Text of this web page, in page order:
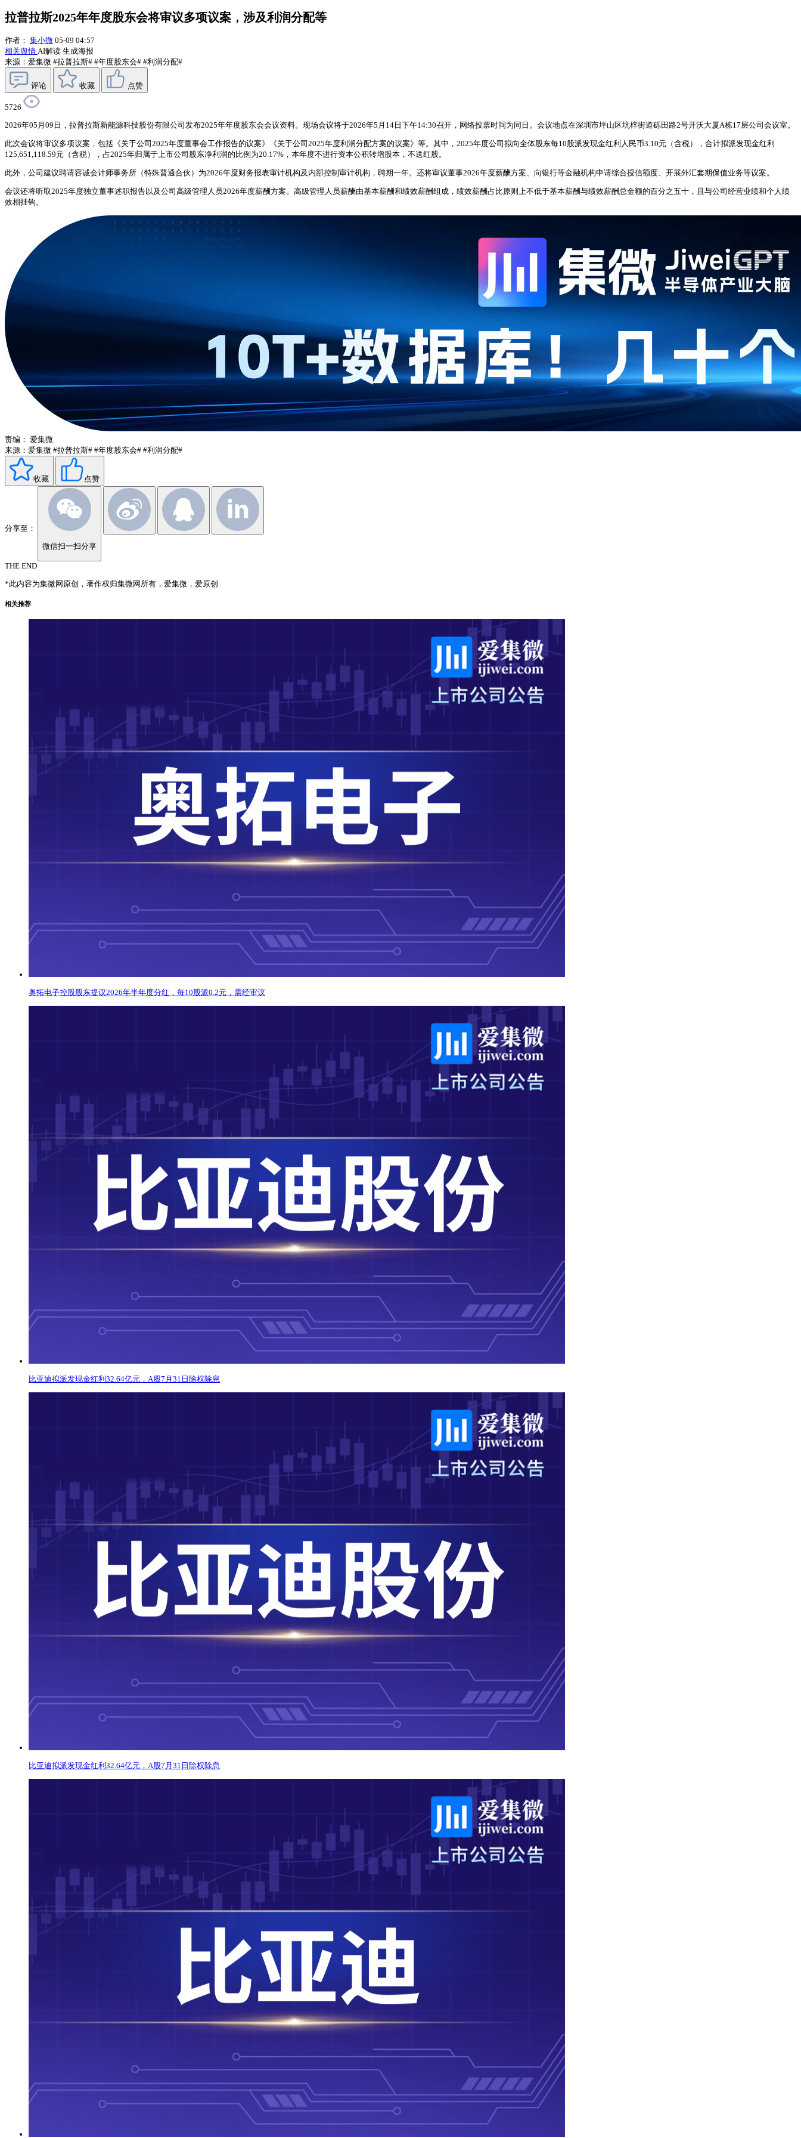
拉普拉斯2025年年度股东会将审议多项议案，涉及利润分配等
作者： 集小微 05-09 04:57
相关舆情 AI解读 生成海报
来源：爱集微 #拉普拉斯# #年度股东会# #利润分配#
评论 收藏 点赞
5726
2026年05月09日，拉普拉斯新能源科技股份有限公司发布2025年年度股东会会议资料。现场会议将于2026年5月14日下午14:30召开，网络投票时间为同日。会议地点在深圳市坪山区坑梓街道砾田路2号开沃大厦A栋17层公司会议室。
此次会议将审议多项议案，包括《关于公司2025年度董事会工作报告的议案》《关于公司2025年度利润分配方案的议案》等。其中，2025年度公司拟向全体股东每10股派发现金红利人民币3.10元（含税），合计拟派发现金红利
125,651,118.59元（含税），占2025年归属于上市公司股东净利润的比例为20.17%，本年度不进行资本公积转增股本，不送红股。
此外，公司建议聘请容诚会计师事务所（特殊普通合伙）为2026年度财务报表审计机构及内部控制审计机构，聘期一年。还将审议董事2026年度薪酬方案、向银行等金融机构申请综合授信额度、开展外汇套期保值业务等议案。
会议还将听取2025年度独立董事述职报告以及公司高级管理人员2026年度薪酬方案。高级管理人员薪酬由基本薪酬和绩效薪酬组成，绩效薪酬占比原则上不低于基本薪酬与绩效薪酬总金额的百分之五十，且与公司经营业绩和个人绩
效相挂钩。
责编： 爱集微
来源：爱集微 #拉普拉斯# #年度股东会# #利润分配#
收藏 点赞
分享至：
微信扫一扫分享
THE END
*此内容为集微网原创，著作权归集微网所有，爱集微，爱原创
相关推荐
奥拓电子控股股东提议2026年半年度分红，每10股派0.2元，需经审议
比亚迪拟派发现金红利32.64亿元，A股7月31日除权除息
比亚迪拟派发现金红利32.64亿元，A股7月31日除权除息